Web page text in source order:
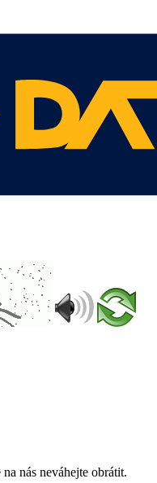
nás neváhejte obrátit.